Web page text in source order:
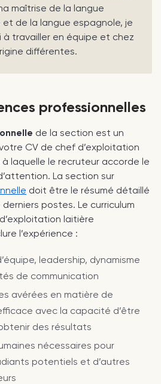
maîtrise de la langue
et de la langue espagnole, je
à travailler en équipe et chez
différentes.
professionnelles
de la section est un
CV de chef d’exploitation
laquelle le recruteur accorde le
La section sur
doit être le résumé détaillé
postes. Le curriculum
laitière
l’expérience :
leadership, dynamisme
de communication
avérées en matière de
avec la capacité d’être
des résultats
nécessaires pour
potentiels et d’autres